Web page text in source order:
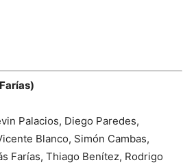
Palacios, Diego Paredes,
Blanco, Simón Cambas,
Farías, Thiago Benítez, Rodrigo